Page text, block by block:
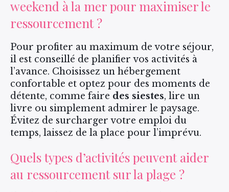
weekend à la mer pour maximiser le
ressourcement ?
Pour profiter au maximum de votre séjour,
il est conseillé de planifier vos activités à
l’avance. Choisissez un hébergement
confortable et optez pour des moments de
détente, comme faire des siestes, lire un
livre ou simplement admirer le paysage.
Évitez de surcharger votre emploi du
temps, laissez de la place pour l’imprévu.
Quels types d’activités peuvent aider
au ressourcement sur la plage ?